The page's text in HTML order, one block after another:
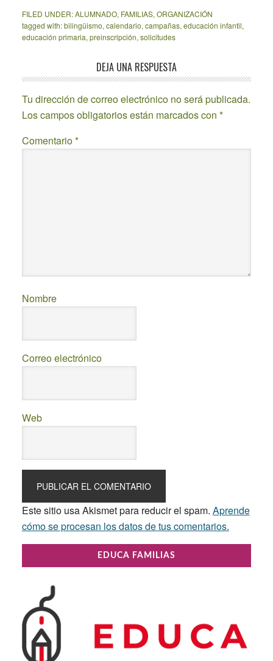
FILED UNDER:ALUMNADO, FAMILIAS,ORGANIZACIÓN
tagged with:bilingüismo,calendario,campañas,educación infantil,
educación primaria,preinscripción,solicitudes
Interactions
DEJA UNA RESPUESTA
Tu dirección de correo electrónico no será publicada.
Los campos obligatorios están marcados con *
Comentario*
Nombre
Correo electrónico
Web
Este sitio usa Akismet para reducir el spam. Aprende
cómo se procesan los datos de tus comentarios.
Sidebar
EDUCA FAMILIAS